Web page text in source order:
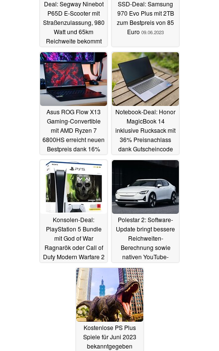
Deal: Segway Ninebot
P65D E-Scooter mit
Straßenzulassung, 980
Watt und 65km
Reichweite bekommt
ersten großen Rabatt
09.06.2023
SSD-Deal: Samsung
970 Evo Plus mit 2TB
zum Bestpreis von 85
Euro 09.06.2023
Asus ROG Flow X13
Gaming-Convertible
mit AMD Ryzen 7
6800HS erreicht neuen
Bestpreis dank 16%
Notebook-Deal: Honor
MagicBook 14
inklusive Rucksack mit
36% Preisnachlass
dank Gutscheincode
06.06.2023
Konsolen-Deal:
PlayStation 5 Bundle
mit God of War
Ragnarök oder Call of
Duty Modern Warfare 2
günstig erhältlich
05.06.2023
Polestar 2: Software-
Update bringt bessere
Reichweiten-
Berechnung sowie
nativen YouTube-
Support
Kostenlose PS Plus
Spiele für Juni 2023
bekanntgegeben